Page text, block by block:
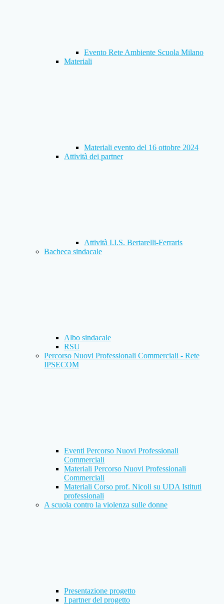
Evento Rete Ambiente Scuola Milano
Materiali
Materiali evento del 16 ottobre 2024
Attività dei partner
Attività I.I.S. Bertarelli-Ferraris
Bacheca sindacale
Albo sindacale
RSU
Percorso Nuovi Professionali Commerciali - Rete
IPSECOM
Eventi Percorso Nuovi Professionali
Commerciali
Materiali Percorso Nuovi Professionali
Commerciali
Materiali Corso prof. Nicoli su UDA Istituti
professionali
A scuola contro la violenza sulle donne
Presentazione progetto
I partner del progetto